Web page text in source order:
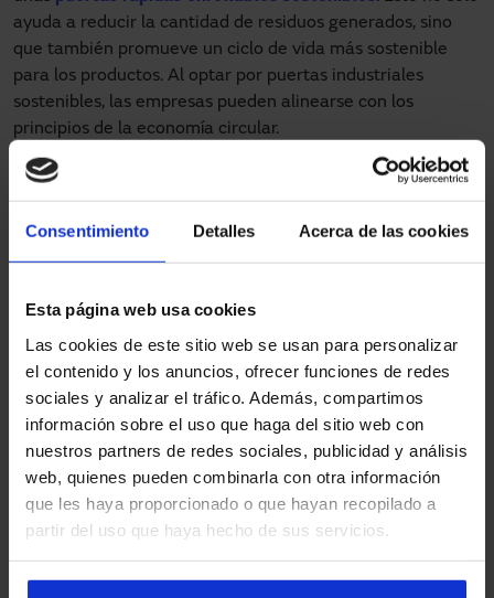
Consentimiento Detalles Acerca de las cookies
Esta página web usa cookies
Las cookies de este sitio web se usan para personalizar
el contenido y los anuncios, ofrecer funciones de redes
sociales y analizar el tráfico. Además, compartimos
información sobre el uso que haga del sitio web con
nuestros partners de redes sociales, publicidad y análisis
web, quienes pueden combinarla con otra información
que les haya proporcionado o que hayan recopilado a
partir del uso que haya hecho de sus servicios.
ayuda a reducir la cantidad de residuos generados, sino
que también promueve un ciclo de vida más sostenible
para los productos. Al optar por puertas industriales
sostenibles, las empresas pueden alinearse con los
principios de la economía circular.
La implementación de puertas industriales sostenibles no
solo se trata de la elección de materiales, sino también de
la forma en que se fabrican. Muchas de nuestras puertas
Esto significa que, desde el momento en que se fabrican
diseñadas para ser lo más sostenibles posible
Reducción de huella de carbono con
puertas rápidas
Implementar puertas rápidas en las instalaciones juega un
papel vital en la reducción de la huella de carbono. Uno de
los grandesbeneficios de las puertas rápidas para el
medio ambientees disminuir el consumo de energía y